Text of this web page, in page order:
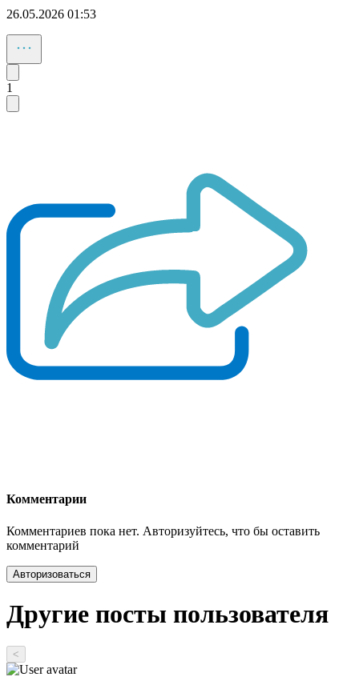
26.05.2026 01:53
1
Комментарии
Комментариев пока нет. Авторизуйтесь, что бы оставить
комментарий
Авторизоваться
Другие посты пользователя
<